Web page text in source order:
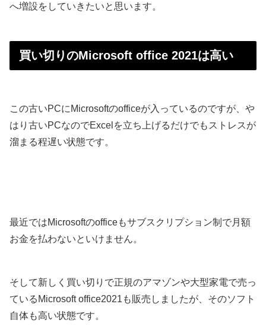
へ増設をしていきたいと思います。
買い切りのMicrosoft office 2021は高い
この古いPCにMicrosoftのofficeが入っているのですが、や
はり古いPCなのでExcelを立ち上げるだけでもストレスが
溜まる程遅い状態です。
最近ではMicrosoftのofficeもサブスクリプション制で月額
お金を払わないといけません。
そして新しく買い切りで正規のアマゾンや大型家電で売っ
ているMicrosoft office2021も販売しましたが、そのソフト
自体も高い状態です。